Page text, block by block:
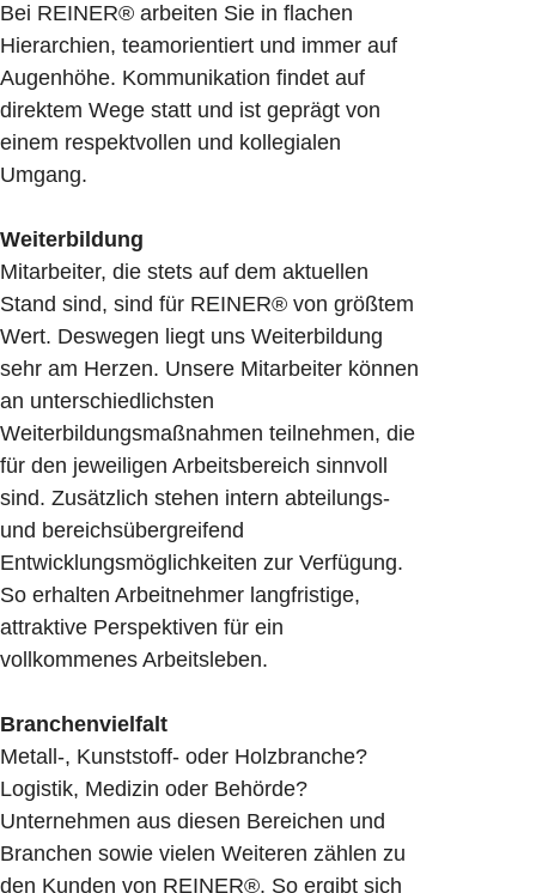
Bei REINER® arbeiten Sie in flachen
Hierarchien, teamorientiert und immer auf
Augenhöhe. Kommunikation findet auf
direktem Wege statt und ist geprägt von
einem respektvollen und kollegialen
Umgang.
Weiterbildung
Mitarbeiter, die stets auf dem aktuellen
Stand sind, sind für REINER® von größtem
Wert. Deswegen liegt uns Weiterbildung
sehr am Herzen. Unsere Mitarbeiter können
an unterschiedlichsten
Weiterbildungsmaßnahmen teilnehmen, die
für den jeweiligen Arbeitsbereich sinnvoll
sind. Zusätzlich stehen intern abteilungs-
und bereichsübergreifend
Entwicklungsmöglichkeiten zur Verfügung.
So erhalten Arbeitnehmer langfristige,
attraktive Perspektiven für ein
vollkommenes Arbeitsleben.
Branchenvielfalt
Metall-, Kunststoff- oder Holzbranche?
Logistik, Medizin oder Behörde?
Unternehmen aus diesen Bereichen und
Branchen sowie vielen Weiteren zählen zu
den Kunden von REINER®. So ergibt sich